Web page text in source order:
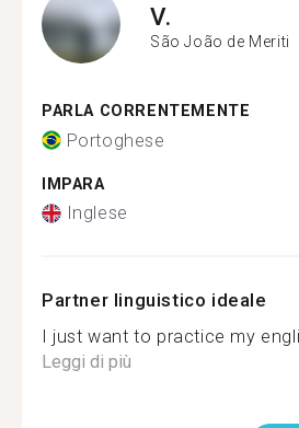
V.
São João de Meriti
PARLA CORRENTEMENTE
Portoghese
IMPARA
Inglese
Partner linguistico ideale
I just want to practice my
Leggi di più